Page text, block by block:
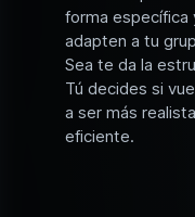
forma específica
adapten a tu
Sea te da la
Tú decides si
a ser más
eficiente.